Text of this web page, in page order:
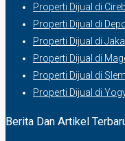
Properti Dijual di
Properti Dijual di
Properti Dijual di
Properti Dijual di
Properti Dijual di
Properti Dijual di
Berita Dan Artikel